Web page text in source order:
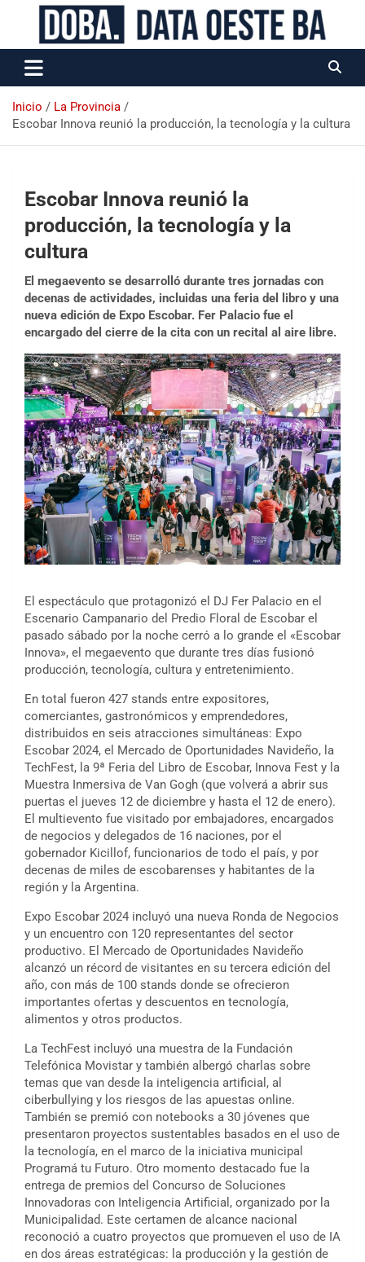
Data Oeste BA
Inicio
La Provincia
Escobar Innova reunió la producción, la tecnología y la cultura
Escobar Innova reunió la
producción, la tecnología y la
cultura
El megaevento se desarrolló durante tres jornadas con
decenas de actividades, incluidas una feria del libro y una
nueva edición de Expo Escobar. Fer Palacio fue el
encargado del cierre de la cita con un recital al aire libre.
El espectáculo que protagonizó el DJ Fer Palacio en el
Escenario Campanario del Predio Floral de Escobar el
pasado sábado por la noche cerró a lo grande el «Escobar
Innova», el megaevento que durante tres días fusionó
producción, tecnología, cultura y entretenimiento.
En total fueron 427 stands entre expositores,
comerciantes, gastronómicos y emprendedores,
distribuidos en seis atracciones simultáneas: Expo
Escobar 2024, el Mercado de Oportunidades Navideño, la
TechFest, la 9ª Feria del Libro de Escobar, Innova Fest y la
Muestra Inmersiva de Van Gogh (que volverá a abrir sus
puertas el jueves 12 de diciembre y hasta el 12 de enero).
El multievento fue visitado por embajadores, encargados
de negocios y delegados de 16 naciones, por el
gobernador Kicillof, funcionarios de todo el país, y por
decenas de miles de escobarenses y habitantes de la
región y la Argentina.
Expo Escobar 2024 incluyó una nueva Ronda de Negocios
y un encuentro con 120 representantes del sector
productivo. El Mercado de Oportunidades Navideño
alcanzó un récord de visitantes en su tercera edición del
año, con más de 100 stands donde se ofrecieron
importantes ofertas y descuentos en tecnología,
alimentos y otros productos.
La TechFest incluyó una muestra de la Fundación
Telefónica Movistar y también albergó charlas sobre
temas que van desde la inteligencia artificial, al
ciberbullying y los riesgos de las apuestas online.
También se premió con notebooks a 30 jóvenes que
presentaron proyectos sustentables basados en el uso de
la tecnología, en el marco de la iniciativa municipal
Programá tu Futuro. Otro momento destacado fue la
entrega de premios del Concurso de Soluciones
Innovadoras con Inteligencia Artificial, organizado por la
Municipalidad. Este certamen de alcance nacional
reconoció a cuatro proyectos que promueven el uso de IA
en dos áreas estratégicas: la producción y la gestión de